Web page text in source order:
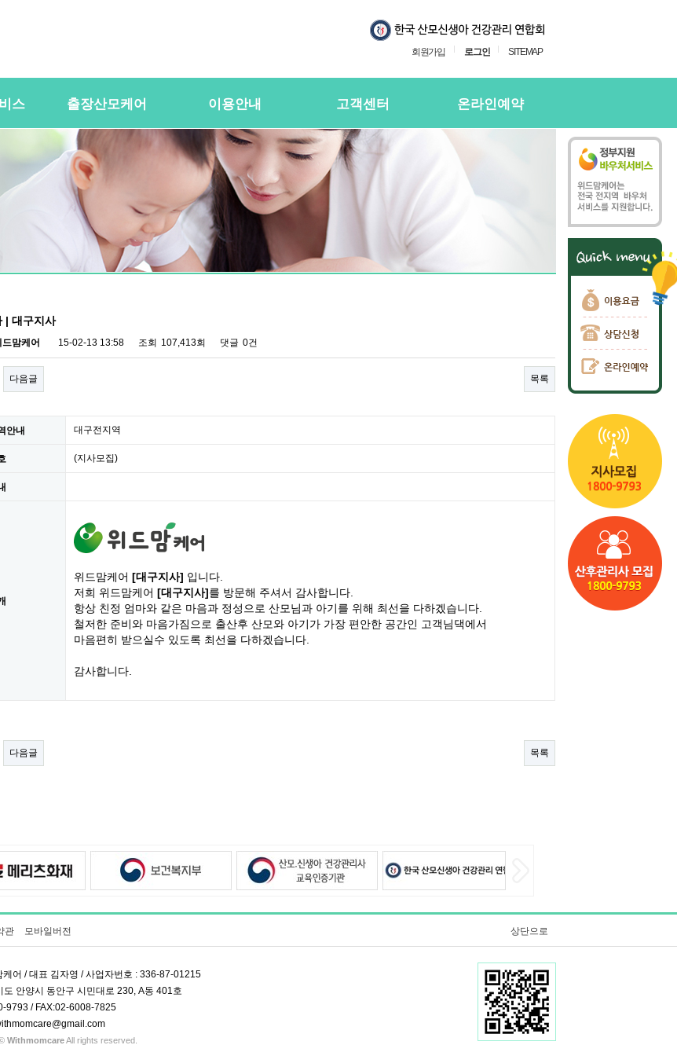
회원가입 로그인 SITEMAP
스 출장산모케어
산전바디케어
산후바디케어
케어매니저 자격요건
유의사항
이용안내
이용절차
이용요금
대여용품
이용약관
고객센터
공지사항
문의하기
이용후기
자주하는질문
상담신청
상담신청 확인
온라인예약
온라인예약
온라인 예약확인
| 대구지사
드맘케어 15-02-13 13:58 조회 107,413회 댓글 0건
다음글 목록
안내 대구전지역
(지사모집)
위드맘케어 [대구지사] 입니다.
저희 위드맘케어 [대구지사]를 방문해 주셔서 감사합니다.
항상 친정 엄마와 같은 마음과 정성으로 산모님과 아기를 위해 최선을 다하겠습니다.
철저한 준비와 마음가짐으로 출산후 산모와 아기가 가장 편안한 공간인 고객님댁에서
마음편히 받으실수 있도록 최선을 다하겠습니다.
감사합니다.
다음글 목록
관 모바일버전 상단으로
케어 / 대표 김자영 / 사업자번호 : 336-87-01215
도 안양시 동안구 시민대로 230, A동 401호
9793 / FAX:02-6008-7825
WithmomcareAll rights reserved.